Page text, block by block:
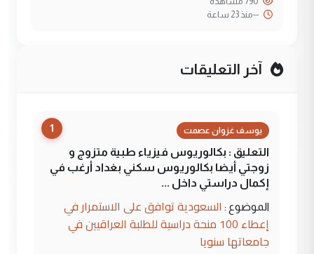
--منذ 23 ساعة
آخر التعليقات
1 يوسف غزوان عصمت
التعليق : بكالوريوس فيزياء طبية متزوج و
زوجتي أيضا بكالوريوس سكني بغداد أرغب في
إكمال دراستي داخل ...
الموضوع : السعودية توافق على الاستمرار في
إعطاء 100 منحة دراسية للطلبة العراقيين في
جامعاتها سنويا